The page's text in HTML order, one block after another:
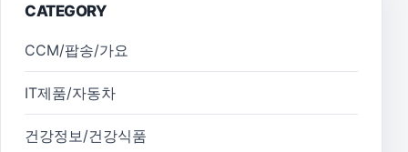
CATEGORY
CCM/팝송/가요
IT제품/자동차
건강정보/건강식품